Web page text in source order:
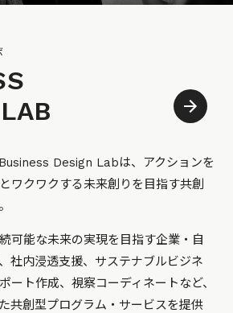
Design Labは、アクションを
ワクワクする未来創りを目指す共創
可能な未来の実現を目指す企業・自
社内浸透支援、サステナブルビジネ
ート作成、視察コーディネートなど、
共創型プログラム・サービスを提供